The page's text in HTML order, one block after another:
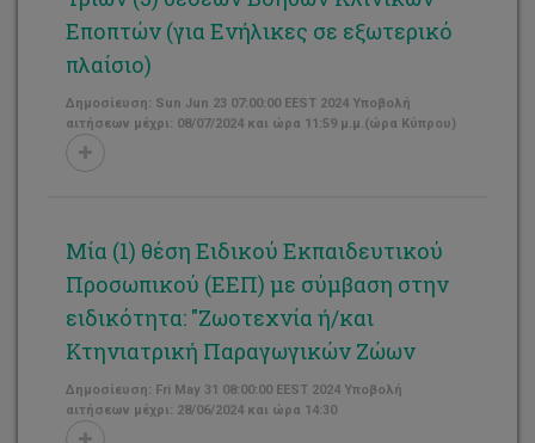
Εποπτών (για Ενήλικες σε εξωτερικό
πλαίσιο)
Δημοσίευση: Sun Jun 23 07:00:00 EEST 2024 Υποβολή
αιτήσεων μέχρι: 08/07/2024 και ώρα 11:59 μ.μ.(ώρα Κύπρου)
Μία (1) θέση Ειδικού Εκπαιδευτικού
Προσωπικού (ΕΕΠ) με σύμβαση στην
ειδικότητα: "Ζωοτεχνία ή/και
Κτηνιατρική Παραγωγικών Ζώων
Δημοσίευση: Fri May 31 08:00:00 EEST 2024 Υποβολή
αιτήσεων μέχρι: 28/06/2024 και ώρα 14:30